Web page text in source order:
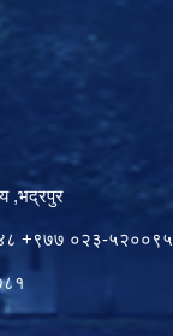
,भद्रपुर
+९७७ ०२३-५२००९५